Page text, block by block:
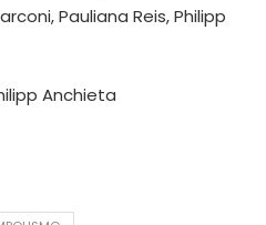
Pauliana Reis, Philipp
Anchieta